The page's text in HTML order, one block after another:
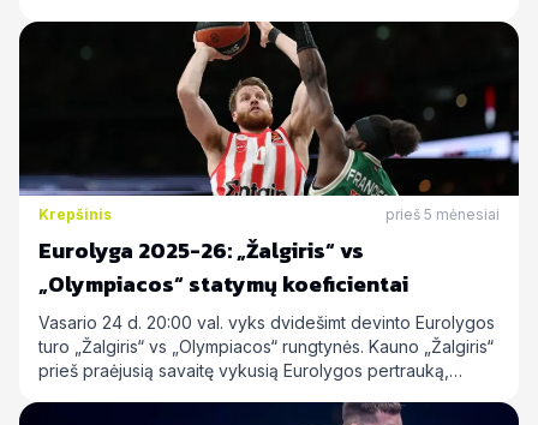
Krepšinis prieš 5 mėnesiai
Eurolyga 2025-26: „Žalgiris“ vs
„Olympiacos“ statymų koeficientai
Vasario 24 d. 20:00 val. vyks dvidešimt devinto Eurolygos
turo „Žalgiris“ vs „Olympiacos“ rungtynės. Kauno „Žalgiris“
prieš praėjusią savaitę vykusią Eurolygos pertrauką,…